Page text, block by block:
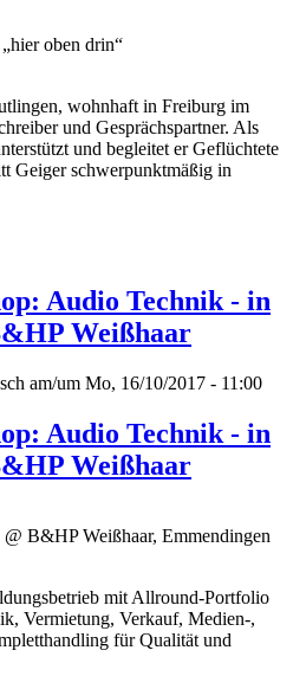
oben drin“
wohnhaft in Freiburg im
und Gesprächspartner. Als
und begleitet er Geflüchtete
Geiger schwerpunktmäßig in
Audio Technik - in
Weißhaar
am/um Mo, 16/10/2017 - 11:00
Audio Technik - in
Weißhaar
B&HP Weißhaar, Emmendingen
mit Allround-Portfolio
Vermietung, Verkauf, Medien-,
für Qualität und